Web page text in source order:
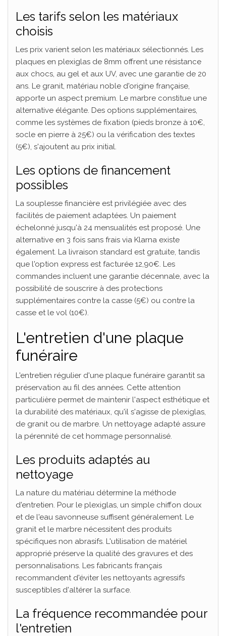
Les tarifs selon les matériaux
choisis
Les prix varient selon les matériaux sélectionnés. Les
plaques en plexiglas de 8mm offrent une résistance
aux chocs, au gel et aux UV, avec une garantie de 20
ans. Le granit, matériau noble d'origine française,
apporte un aspect premium. Le marbre constitue une
alternative élégante. Des options supplémentaires,
comme les systèmes de fixation (pieds bronze à 10€,
socle en pierre à 25€) ou la vérification des textes
(5€), s'ajoutent au prix initial.
Les options de financement
possibles
La souplesse financière est privilégiée avec des
facilités de paiement adaptées. Un paiement
échelonné jusqu'à 24 mensualités est proposé. Une
alternative en 3 fois sans frais via Klarna existe
également. La livraison standard est gratuite, tandis
que l'option express est facturée 12,90€. Les
commandes incluent une garantie décennale, avec la
possibilité de souscrire à des protections
supplémentaires contre la casse (5€) ou contre la
casse et le vol (10€).
L'entretien d'une plaque
funéraire
L'entretien régulier d'une plaque funéraire garantit sa
préservation au fil des années. Cette attention
particulière permet de maintenir l'aspect esthétique et
la durabilité des matériaux, qu'il s'agisse de plexiglas,
de granit ou de marbre. Un nettoyage adapté assure
la pérennité de cet hommage personnalisé.
Les produits adaptés au
nettoyage
La nature du matériau détermine la méthode
d'entretien. Pour le plexiglas, un simple chiffon doux
et de l'eau savonneuse suffisent généralement. Le
granit et le marbre nécessitent des produits
spécifiques non abrasifs. L'utilisation de matériel
approprié préserve la qualité des gravures et des
personnalisations. Les fabricants français
recommandent d'éviter les nettoyants agressifs
susceptibles d'altérer la surface.
La fréquence recommandée pour
l'entretien